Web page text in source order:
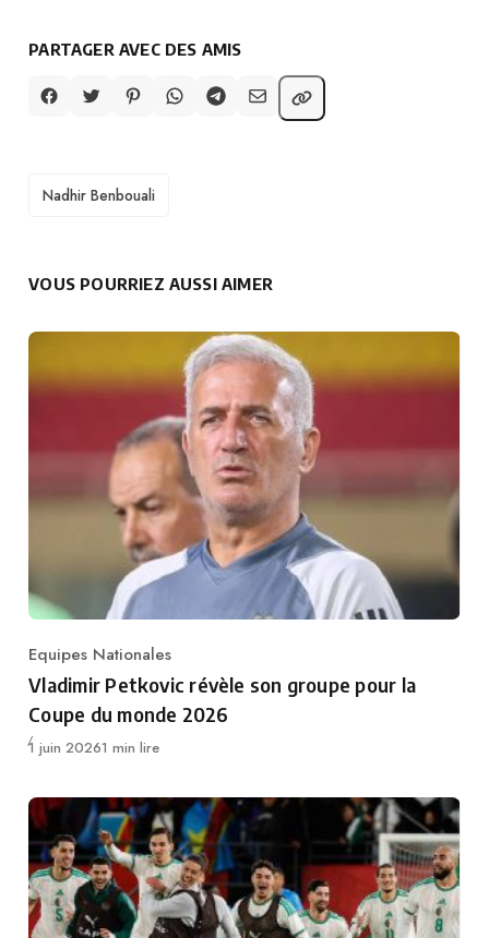
PARTAGER AVEC DES AMIS
TAGS
Nadhir Benbouali
VOUS POURRIEZ AUSSI AIMER
Category
Equipes Nationales
Vladimir Petkovic révèle son groupe pour la
Coupe du monde 2026
Publié
1 juin 20261 min lire